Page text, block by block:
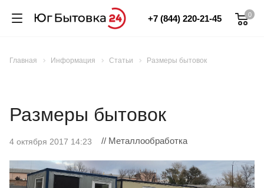
0
+7 (844) 220-21-45
Главная Информация Статьи Размеры бытовок
Размеры бытовок
4 октября 2017 14:23 // Металлообработка